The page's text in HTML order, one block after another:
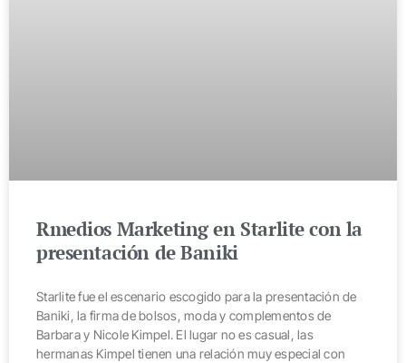
Rmedios Marketing en Starlite con la
presentación de Baniki
Starlite fue el escenario escogido para la presentación de
Baniki, la firma de bolsos, moda y complementos de
Barbara y Nicole Kimpel. El lugar no es casual, las
hermanas Kimpel tienen una relación muy especial con